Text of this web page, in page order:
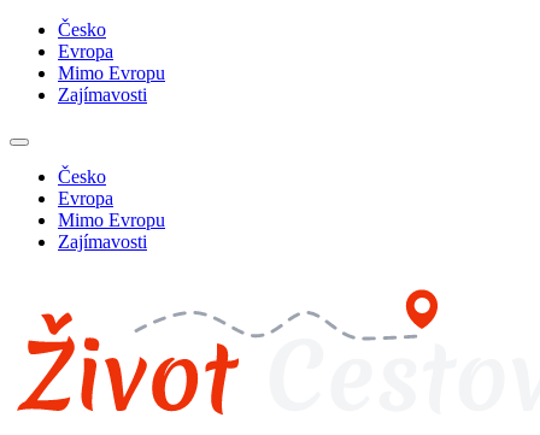
Česko
Evropa
Mimo Evropu
Zajímavosti
Česko
Evropa
Mimo Evropu
Zajímavosti